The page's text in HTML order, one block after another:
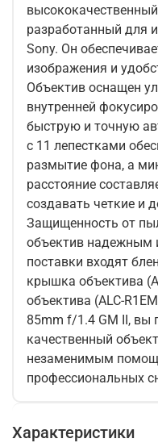
разработанный для
Sony. Он
изображения и
Объектив оснащен
внутренней
быструю и точную
с 11 лепестками
размытие фона, а
расстояние
создавать четкие и
Защищенность от
объектив надежным и
поставки входят
крышка объектива
объектива (ALC-R1EM) и
85mm f/1.4 GM II, вы
качественный
незаменимым
профессиональных
Характеристики